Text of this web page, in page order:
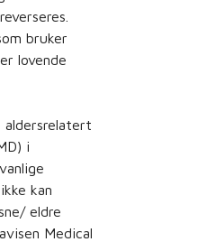
bruker
lovende
aldersrelatert
i
kan
eldre
Medical